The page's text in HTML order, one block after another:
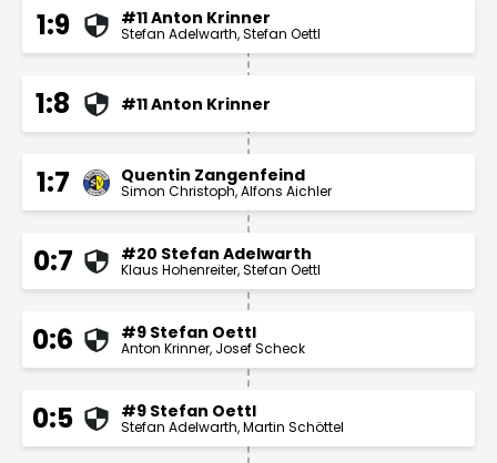
1:9 #11 Anton Krinner
Stefan Adelwarth Stefan Oettl
1:8 #11 Anton Krinner
1:7 Quentin Zangenfeind
Simon Christoph Alfons Aichler
0:7 #20 Stefan Adelwarth
Klaus Hohenreiter Stefan Oettl
0:6 #9 Stefan Oettl
Anton Krinner Josef Scheck
0:5 #9 Stefan Oettl
Stefan Adelwarth Martin Schöttel